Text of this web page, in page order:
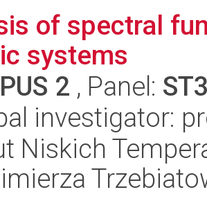
of spectral
systems
2 , Panel:
investigator:
Niskich